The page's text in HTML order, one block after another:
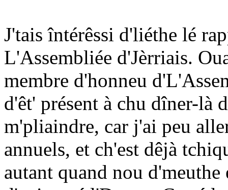
J'tais întérêssi d'liéthe lé
L'Assembliée d'Jèrriais.
membre d'honneu
d'êt' présent à chu dîner-là
m'pliaindre, car j'ai peu
annuels, et ch'est dêjà
autant quand nou